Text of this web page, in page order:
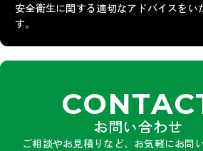
安全衛生に関する適切なアドバイスをい
す。
お問い合わせ
ご相談やお見積りなど、お気軽にお問